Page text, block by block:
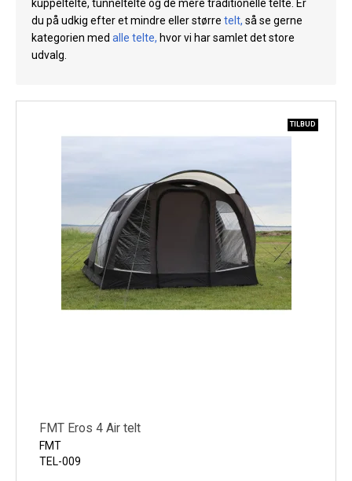
Vand
Køl
Restsalg
kuppeltelte, tunneltelte og de mere traditionelle telte. Er
du på udkig efter et mindre eller større telt, så se gerne
kategorien med alle telte, hvor vi har samlet det store
udvalg.
TILBUD
FMT Eros 4 Air telt
FMT
TEL-009